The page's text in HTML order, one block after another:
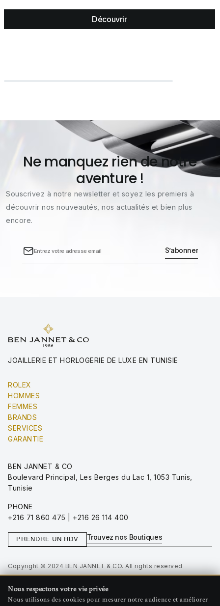
Nous respectons votre vie privée
Nous utilisons des cookies pour mesurer notre audience et améliorer
Découvrir
Ne manquez rien de notre
aventure !
Souscrivez à notre newsletter et soyez les premiers à
découvrir nos nouveautés, nos actualités et bien plus
encore.
JOAILLERIE ET HORLOGERIE DE LUXE EN TUNISIE
ROLEX
HOMMES
FEMMES
BRANDS
SERVICES
GARANTIE
BEN JANNET & CO
Boulevard Principal, Les Berges du Lac 1, 1053 Tunis,
Tunisie
PHONE
+216 71 860 475 | +216 26 114 400
PRENDRE UN RDV Trouvez nos Boutiques
Copyright © 2024 BEN JANNET & CO. All rights reserved
Terms of Use
Gérer les cookies